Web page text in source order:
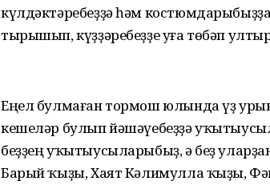
күлдәктәребеҙҙә һәм
тырышып, күҙҙәребеҙҙе уға төбәп
Еңел булмаған тормош юлында үҙ
кешеләр булып йәшәүебеҙҙә
беҙҙең уҡытыусыларыбыҙ, ә беҙ
Барый ҡыҙы, Хаят Кәлимулла ҡыҙы,